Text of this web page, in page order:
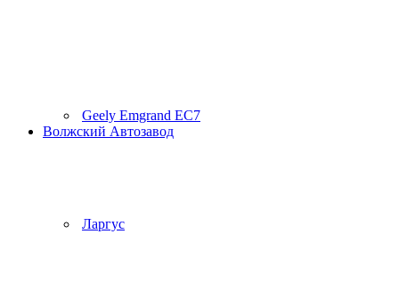
Geely Emgrand EC7
Волжский Автозавод
Ларгус